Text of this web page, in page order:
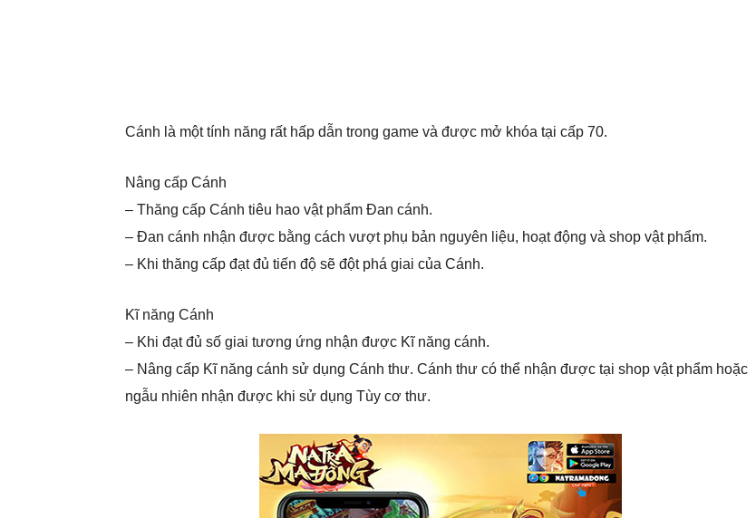
Cánh là một tính năng rất hấp dẫn trong game và được mở khóa tại cấp 70.
Nâng cấp Cánh
– Thăng cấp Cánh tiêu hao vật phẩm Đan cánh.
– Đan cánh nhận được bằng cách vượt phụ bản nguyên liệu, hoạt động và shop vật phẩm.
– Khi thăng cấp đạt đủ tiến độ sẽ đột phá giai của Cánh.
Kĩ năng Cánh
– Khi đạt đủ số giai tương ứng nhận được Kĩ năng cánh.
– Nâng cấp Kĩ năng cánh sử dụng Cánh thư. Cánh thư có thể nhận được tại shop vật phẩm hoặc
ngẫu nhiên nhận được khi sử dụng Tùy cơ thư.